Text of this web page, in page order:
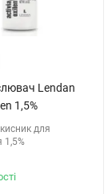
Lendan
1,5%
для
1,5%